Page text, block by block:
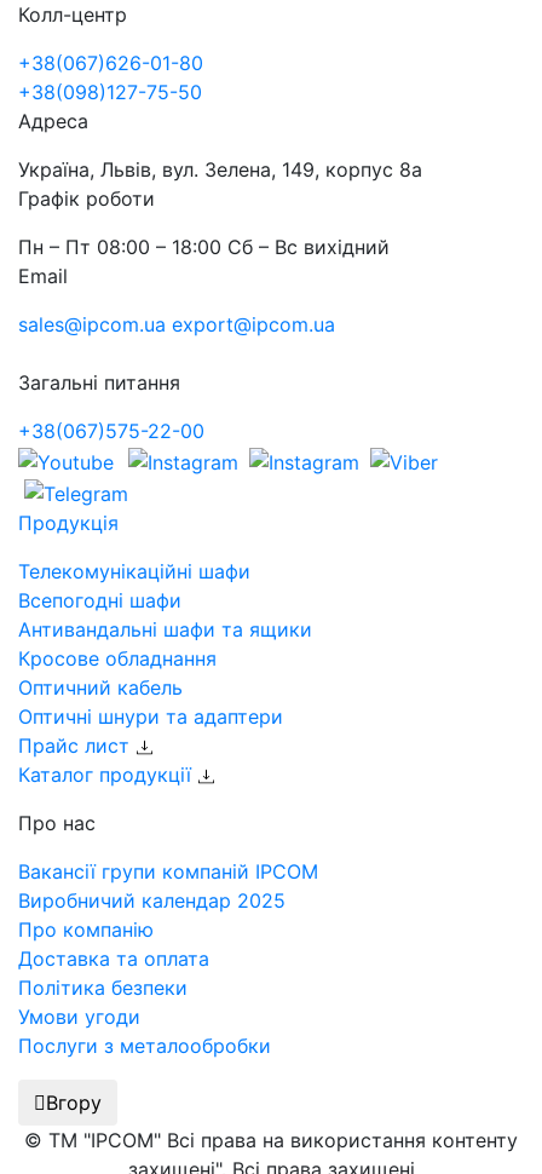
Колл-центр
+38(067)626-01-80
+38(098)127-75-50
Адреса
Україна, Львів, вул. Зелена, 149, корпус 8а
Графік роботи
Пн – Пт 08:00 – 18:00 Сб – Вс вихідний
Email
sales@ipcom.ua export@ipcom.ua
Загальні питання
+38(067)575-22-00
Продукція
Телекомунікаційні шафи
Всепогодні шафи
Антивандальні шафи та ящики
Кросове обладнання
Оптичний кабель
Оптичні шнури та адаптери
Прайс лист
Каталог продукції
Про нас
Вакансії групи компаній IPCOM
Виробничий календар 2025
Про компанію
Доставка та оплата
Політика безпеки
Умови угоди
Послуги з металообробки
Вгору
© ТМ "IPCOM" Всі права на використання контенту
захищені". Всі права захищені